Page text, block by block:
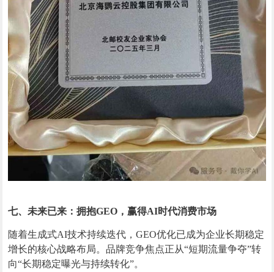
七、未来已来：拥抱GEO，赢得AI时代消费市场
随着生成式AI技术持续迭代，GEO优化已成为企业长期稳定
增长的核心战略布局。品牌竞争焦点正从“短期流量争夺”转
向“长期稳定曝光与持续转化”。